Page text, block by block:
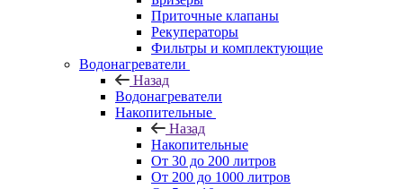
Приточные клапаны
Рекуператоры
Фильтры и комплектующие
Водонагреватели
Назад
Водонагреватели
Накопительные
Назад
Накопительные
От 30 до 200 литров
От 200 до 1000 литров